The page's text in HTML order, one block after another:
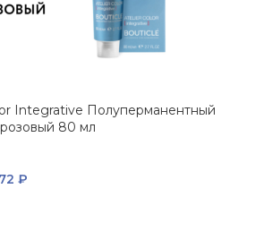
Integrative Полуперманентный
80 мл
72 ₽